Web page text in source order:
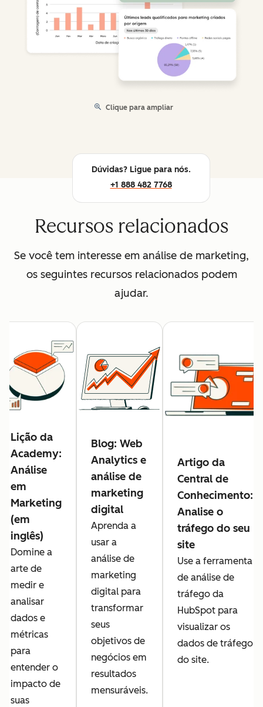
Clique para ampliar
Dúvidas? Ligue para nós.
+1 888 482 7768
Recursos relacionados
Se você tem interesse em análise de marketing,
os seguintes recursos relacionados podem
ajudar.
Lição da
Academy:
Análise
em
Marketing
(em
inglês)
Domine a
arte de
medir e
analisar
dados e
métricas
para
entender o
impacto de
suas
Blog: Web
Analytics e
análise de
marketing
digital
Aprenda a
usar a
análise de
marketing
digital para
transformar
seus
objetivos de
negócios em
resultados
mensuráveis.
Artigo da
Central de
Conhecimento:
Analise o
tráfego do seu
site
Use a ferramenta
de análise de
tráfego da
HubSpot para
visualizar os
dados de tráfego
do site.